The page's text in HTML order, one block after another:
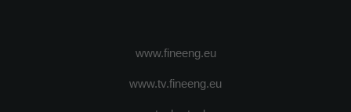
www.fineeng.eu
www.tv.fineeng.eu